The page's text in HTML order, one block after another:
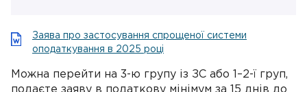
Заява про застосування спрощеної системи
оподаткування в 2025 році
Можна перейти на 3-ю групу із ЗС або 1–2-ї груп,
подаєте заяву в податкову мінімум за 15 днів до